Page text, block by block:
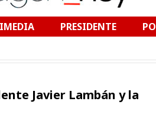
PRESIDENTE
Javier Lambán y la